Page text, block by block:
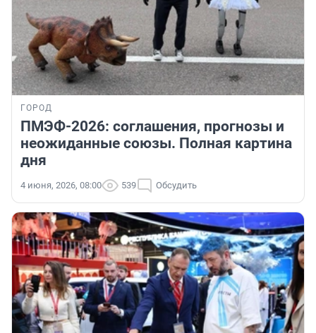
ГОРОД
ПМЭФ-2026: соглашения, прогнозы и
неожиданные союзы. Полная картина
дня
4 июня, 2026, 08:00 539 Обсудить